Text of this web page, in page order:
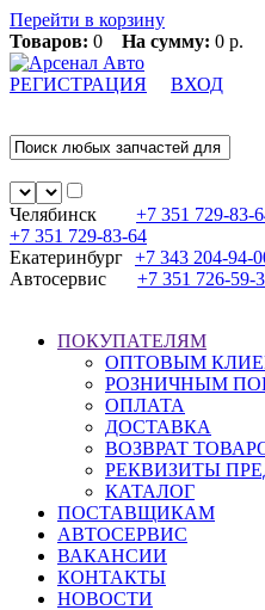
Перейти в корзину
Товаров: 0 На сумму: 0 р.
РЕГИСТРАЦИЯ ВХОД
Челябинск +7 351 729-83-
+7 351 729-83-64
Екатеринбург +7 343 204-94-
Автосервис
+7 351 726-59-
ПОКУПАТЕЛЯМ
ОПТОВЫМ
РОЗНИЧНЫМ
ОПЛАТА
ДОСТАВКА
ВОЗВРАТ
РЕКВИЗИТЫ
КАТАЛОГ
ПОСТАВЩИКАМ
АВТОСЕРВИС
ВАКАНСИИ
КОНТАКТЫ
НОВОСТИ